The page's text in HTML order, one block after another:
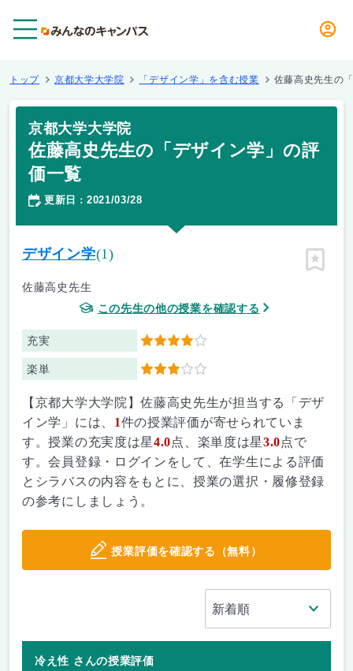
トップ 京都大学大学院 「デザイン学」を含む授業 佐藤高史先生の
京都大学大学院
佐藤高史先生の「デザイン学」の評
価一覧
更新日 ： 2021/03/28
デザイン学(1)
佐藤高史先生
この先生の他の授業を確認する
充実 4
楽単 3
ピン留
【京都大学大学院】佐藤高史先生が担当する「デザ
イン学」には、 1件の授業評価が寄せられていま
す。授業の充実度は星4.0点、楽単度は星3.0点で
す。会員登録・ログインをして、在学生による評価
とシラバスの内容をもとに、授業の選択・履修登録
の参考にしましょう。
授業評価を確認する（無料）
冷え性 さんの授業評価